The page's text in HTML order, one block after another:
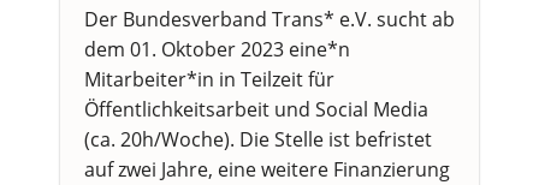
Der Bundesverband Trans* e.V. sucht ab
dem 01. Oktober 2023 eine*n
Mitarbeiter*in in Teilzeit für
Öffentlichkeitsarbeit und Social Media
(ca. 20h/Woche). Die Stelle ist befristet
auf zwei Jahre, eine weitere Finanzierung